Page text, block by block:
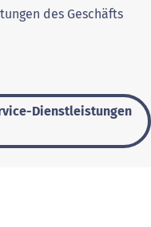
des Geschäfts
Dienstleistungen